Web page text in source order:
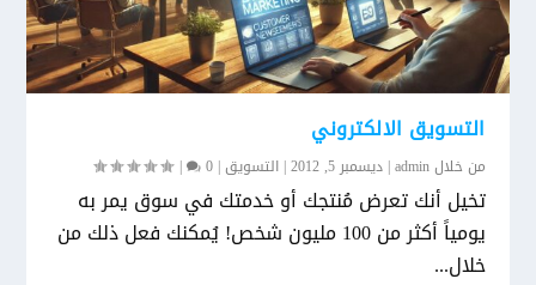
التسويق الالكتروني
من خلالadmin
|ديسمبر 5, 2012 |التسويق |
0
|
تخيل أنك تعرض مُنتجك أو خدمتك في سوق يمر به
يومياً أكثر من 100 مليون شخص! يُمكنك فعل ذلك من
خلال...